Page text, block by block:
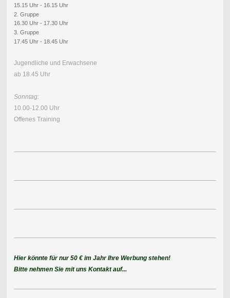
15.15 Uhr - 16.15 Uhr
2. Gruppe
16.30 Uhr - 17.30 Uhr
3. Gruppe
17.45 Uhr - 18.45 Uhr
Jugendliche und Erwachsene
ab 18.45 Uhr
Sonntag:
10.00-12.00 Uhr
Offenes Training
Hier könnte für nur 50 € im Jahr Ihre Werbung stehen!
Bitte nehmen Sie mit uns Kontakt auf...